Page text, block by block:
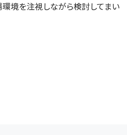
環境を注視しながら検討してまい